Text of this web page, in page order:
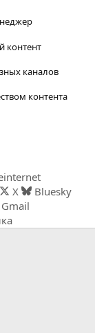
контент
каналов
контента
X
Bluesky
Gmail